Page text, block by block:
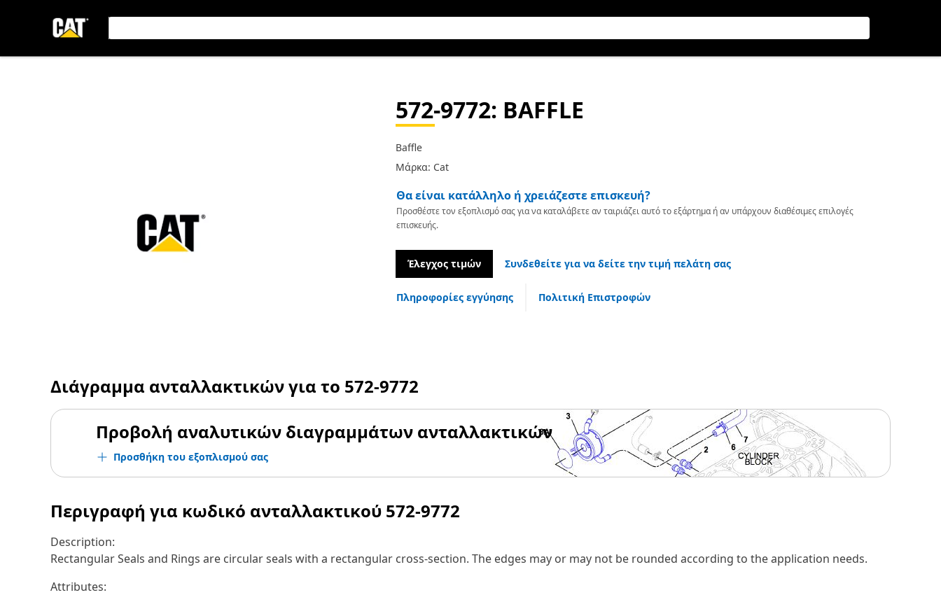
572-9772: BAFFLE
Baffle
Μάρκα: Cat
Θα είναι κατάλληλο ή χρειάζεστε επισκευή?
Προσθέστε τον εξοπλισμό σας για να καταλάβετε αν ταιριάζει αυτό το εξάρτημα ή αν υπάρχουν διαθέσιμες επιλογές
επισκευής.
Έλεγχος τιμών Συνδεθείτε για να δείτε την τιμή πελάτη σας
Πληροφορίες εγγύησης Πολιτική Επιστροφών
Διάγραμμα ανταλλακτικών για το 572-9772
Προβολή αναλυτικών διαγραμμάτων ανταλλακτικών
Προσθήκη του εξοπλισμού σας
Περιγραφή για κωδικό ανταλλακτικού 572-9772
Description:
Rectangular Seals and Rings are circular seals with a rectangular cross-section. The edges may or may not be rounded according to the application needs.
Attributes: